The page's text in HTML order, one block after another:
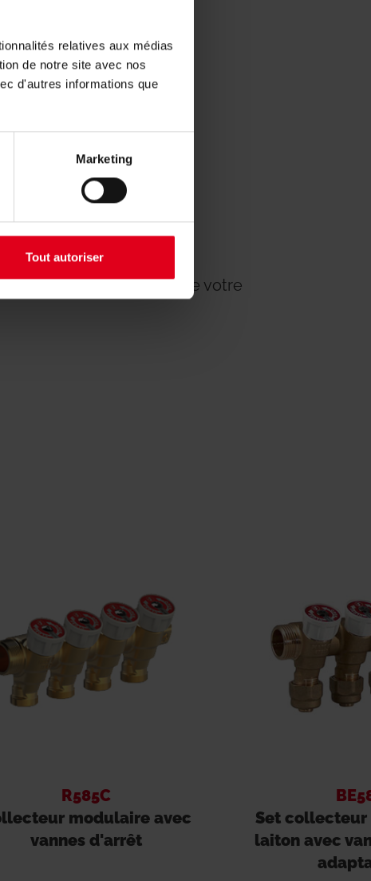
relatives aux médias
de notre site avec nos
d'autres informations que
Marketing
Tout autoriser
responsable régional de votre
R585C
modulaire avec
vannes d'arrêt
Set
laiton avec